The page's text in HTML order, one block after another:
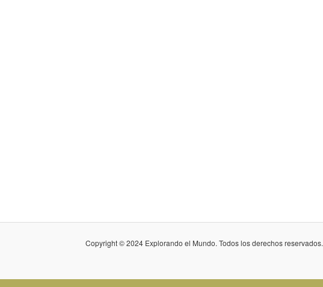
Copyright © 2024 Explorando el Mundo. Todos los derechos reservados.